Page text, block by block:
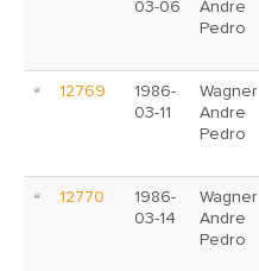
03-06
Andre
Pedro
12769
1986-
03-11
Wagner
Andre
Pedro
12770
1986-
03-14
Wagner
Andre
Pedro